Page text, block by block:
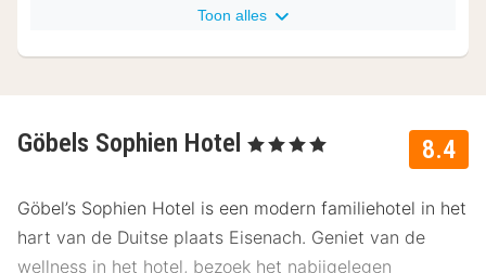
Toon alles
8.4
Göbels Sophien Hotel , 4 Sterren
Göbel’s Sophien Hotel is een modern familiehotel in het
hart van de Duitse plaats Eisenach. Geniet van de
wellness in het hotel, bezoek het nabijgelegen